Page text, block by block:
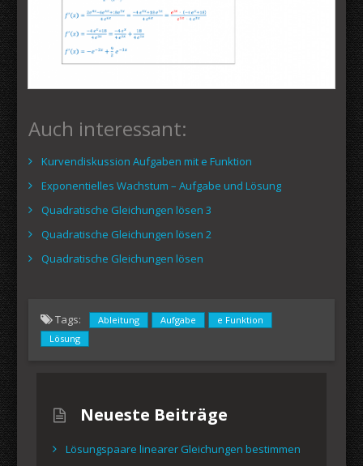
Auch interessant:
Kurvendiskussion Aufgaben mit e Funktion
Exponentielles Wachstum – Aufgabe und Lösung
Quadratische Gleichungen lösen 3
Quadratische Gleichungen lösen 2
Quadratische Gleichungen lösen
Tags: Ableitung Aufgabe
e Funktion
Lösung
Neueste Beiträge
Lösungspaare linearer Gleichungen bestimmen